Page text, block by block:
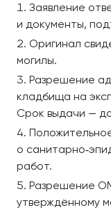
Заявление
и документы,
Оригинал
могилы.
Разрешение
кладбища на
Срок выдачи —
о
работ.
Разрешение
утверждённому